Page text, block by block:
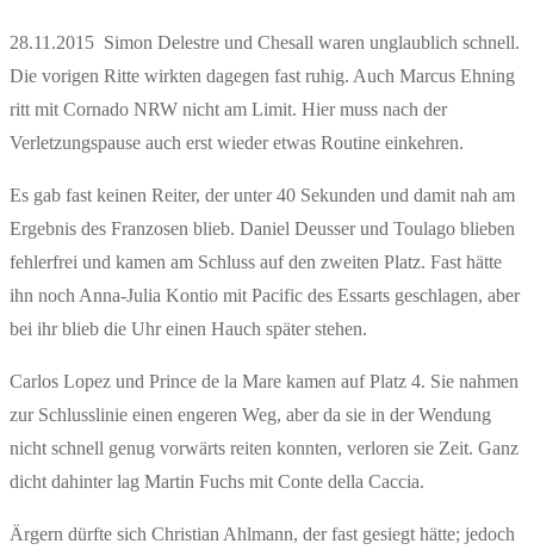
28.11.2015 Simon Delestre und Chesall waren unglaublich schnell.
Die vorigen Ritte wirkten dagegen fast ruhig. Auch Marcus Ehning
ritt mit Cornado NRW nicht am Limit. Hier muss nach der
Verletzungspause auch erst wieder etwas Routine einkehren.
Es gab fast keinen Reiter, der unter 40 Sekunden und damit nah am
Ergebnis des Franzosen blieb. Daniel Deusser und Toulago blieben
fehlerfrei und kamen am Schluss auf den zweiten Platz. Fast hätte
ihn noch Anna-Julia Kontio mit Pacific des Essarts geschlagen, aber
bei ihr blieb die Uhr einen Hauch später stehen.
Carlos Lopez und Prince de la Mare kamen auf Platz 4. Sie nahmen
zur Schlusslinie einen engeren Weg, aber da sie in der Wendung
nicht schnell genug vorwärts reiten konnten, verloren sie Zeit. Ganz
dicht dahinter lag Martin Fuchs mit Conte della Caccia.
Ärgern dürfte sich Christian Ahlmann, der fast gesiegt hätte; jedoch